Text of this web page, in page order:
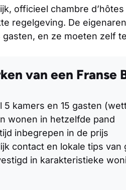
officieel chambre d’hôtes
regelgeving. De
gasten, en ze moeten zelf
van een Franse
5 kamers en 15 gasten
wonen in hetzelfde pand
inbegrepen in de prijs
contact en lokale tips
in karakteristieke